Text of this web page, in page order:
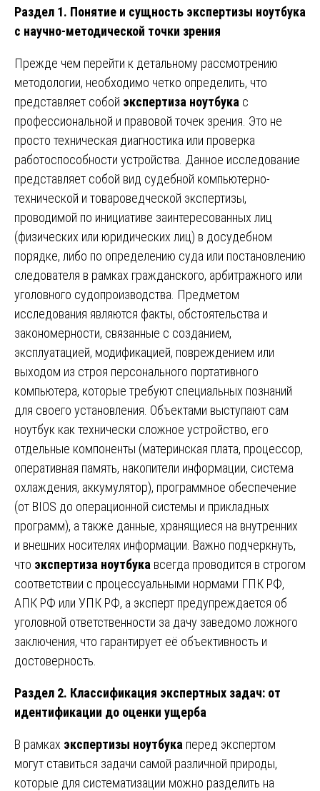
Раздел 1. Понятие и сущность экспертизы ноутбука
с научно-методической точки зрения
Прежде чем перейти к детальному рассмотрению
методологии, необходимо четко определить, что
представляет собой экспертиза ноутбука с
профессиональной и правовой точек зрения. Это не
просто техническая диагностика или проверка
работоспособности устройства. Данное исследование
представляет собой вид судебной компьютерно-
технической и товароведческой экспертизы,
проводимой по инициативе заинтересованных лиц
(физических или юридических лиц) в досудебном
порядке, либо по определению суда или постановлению
следователя в рамках гражданского, арбитражного или
уголовного судопроизводства. Предметом
исследования являются факты, обстоятельства и
закономерности, связанные с созданием,
эксплуатацией, модификацией, повреждением или
выходом из строя персонального портативного
компьютера, которые требуют специальных познаний
для своего установления. Объектами выступают сам
ноутбук как технически сложное устройство, его
отдельные компоненты (материнская плата, процессор,
оперативная память, накопители информации, система
охлаждения, аккумулятор), программное обеспечение
(от BIOS до операционной системы и прикладных
программ), а также данные, хранящиеся на внутренних
и внешних носителях информации. Важно подчеркнуть,
что экспертиза ноутбука всегда проводится в строгом
соответствии с процессуальными нормами ГПК РФ,
АПК РФ или УПК РФ, а эксперт предупреждается об
уголовной ответственности за дачу заведомо ложного
заключения, что гарантирует её объективность и
достоверность.
Раздел 2. Классификация экспертных задач: от
идентификации до оценки ущерба
В рамках экспертизы ноутбука перед экспертом
могут ставиться задачи самой различной природы,
которые для систематизации можно разделить на